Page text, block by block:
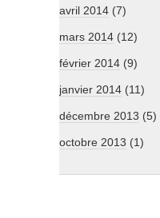
avril 2014 (7)
mars 2014 (12)
février 2014 (9)
janvier 2014 (11)
décembre 2013 (5)
octobre 2013 (1)